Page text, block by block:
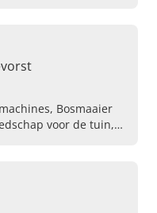
Bosmaaier
voor de tuin,